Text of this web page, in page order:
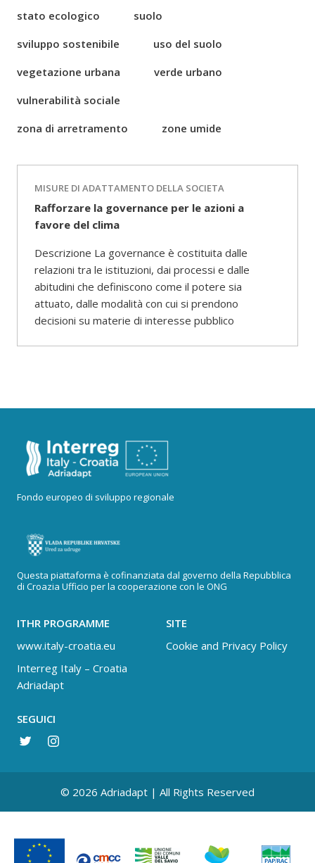
stato ecologico
suolo
sviluppo sostenibile
uso del suolo
vegetazione urbana
verde urbano
vulnerabilità sociale
zona di arretramento
zone umide
MISURE DI ADATTAMENTO DELLA SOCIETA
Rafforzare la governance per le azioni a
favore del clima
Descrizione La governance è costituita dalle
relazioni tra le istituzioni, dai processi e dalle
abitudini che definiscono come il potere sia
attuato, dalle modalità con cui si prendono
decisioni su materie di interesse pubblico
Fondo europeo di sviluppo regionale
Questa piattaforma è cofinanziata dal governo della Repubblica
di Croazia Ufficio per la cooperazione con le ONG
ITHR PROGRAMME
www.italy-croatia.eu
Interreg Italy – Croatia
Adriadapt
SITE
Cookie and Privacy Policy
SEGUICI
© 2026 Adriadapt | All Rights Reserved